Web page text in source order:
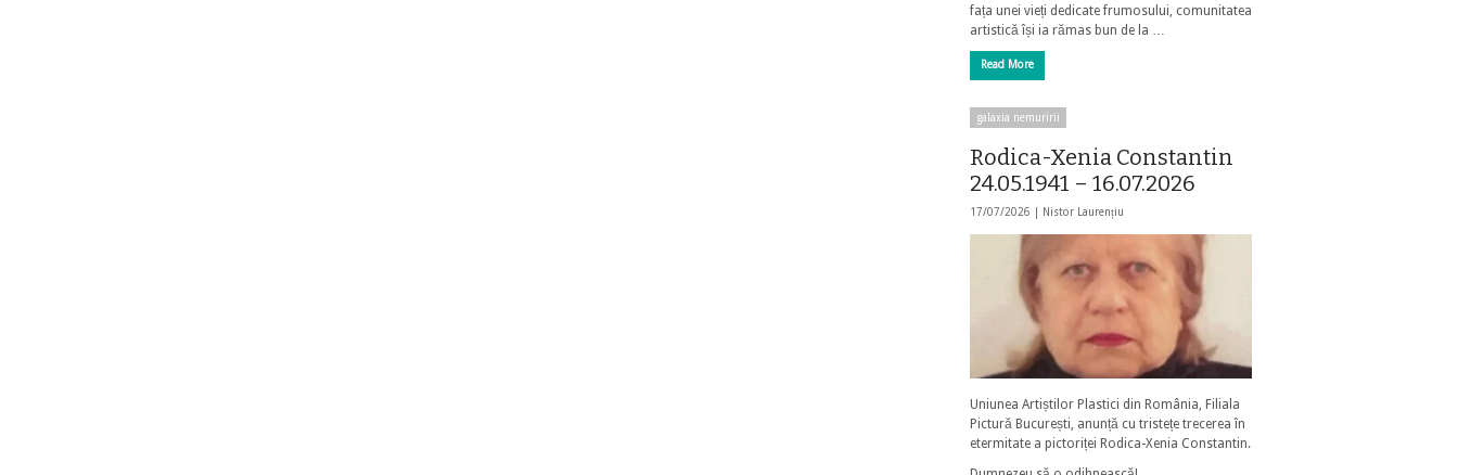
fața unei vieți dedicate frumosului, comunitatea
artistică își ia rămas bun de la …
Read More
galaxia nemuririi
Rodica-Xenia Constantin
24.05.1941 – 16.07.2026
17/07/2026 | Nistor Laurențiu
Uniunea Artiștilor Plastici din România, Filiala
Pictură București, anunță cu tristețe trecerea în
etermitate a pictoriței Rodica-Xenia Constantin.